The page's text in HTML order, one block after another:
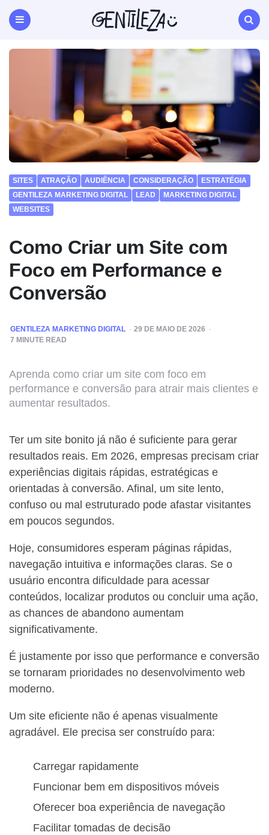
Gentileza
Agência
Digital
Natal
RN
SITES ATRAÇÃO AUDIÊNCIA CONSIDERAÇÃO
ESTRATÉGIA
GENTILEZA MARKETING DIGITAL
LEAD
MARKETING DIGITAL
WEBSITES
Como Criar um Site com
Foco em Performance e
Conversão
POSTED
BY
GENTILEZA MARKETING DIGITAL
29 DE MAIO DE 2026
7 MINUTE READ
Aprenda como criar um site com foco em
performance e conversão para atrair mais clientes e
aumentar resultados.
Ter um site bonito já não é suficiente para gerar
resultados reais. Em 2026, empresas precisam criar
experiências digitais rápidas, estratégicas e
orientadas à conversão. Afinal, um site lento,
confuso ou mal estruturado pode afastar visitantes
em poucos segundos.
Hoje, consumidores esperam páginas rápidas,
navegação intuitiva e informações claras. Se o
usuário encontra dificuldade para acessar
conteúdos, localizar produtos ou concluir uma ação,
as chances de abandono aumentam
significativamente.
É justamente por isso que performance e conversão
se tornaram prioridades no desenvolvimento web
moderno.
Um site eficiente não é apenas visualmente
agradável. Ele precisa ser construído para:
Carregar rapidamente
Funcionar bem em dispositivos móveis
Oferecer boa experiência de navegação
Facilitar tomadas de decisão